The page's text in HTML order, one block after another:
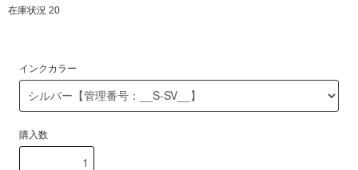
在庫状況 20
インクカラー
購入数